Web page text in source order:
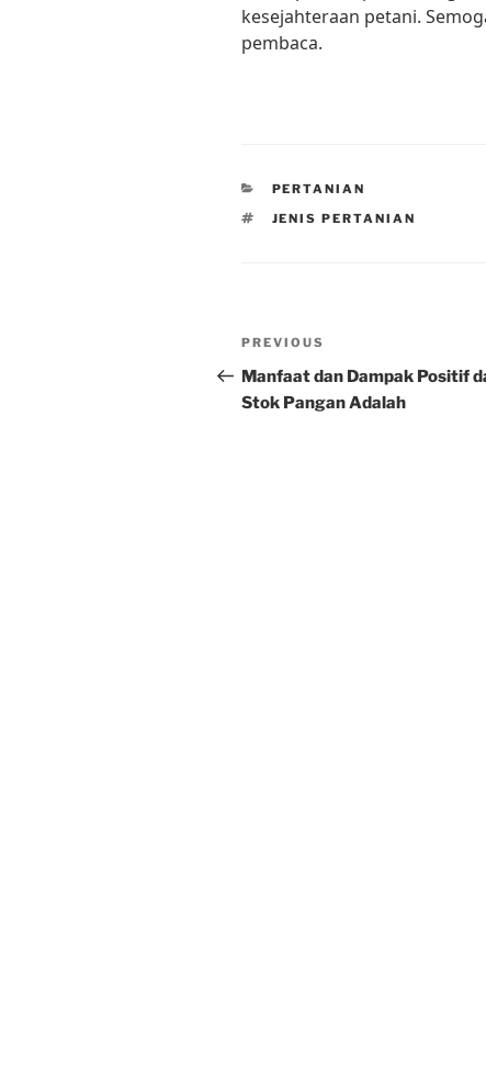
kesejahteraan petani.
pembaca.
CATEGORIES
PERTANIAN
TAGS
JENIS PERTANIAN
Post
navigation
Previous
Post
PREVIOUS
Manfaat dan Dampak Positif
Stok Pangan Adalah